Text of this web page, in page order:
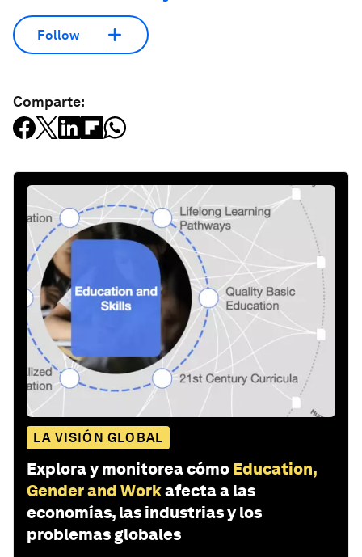
Follow
Comparte:
LA VISIÓN GLOBAL
Explora y monitorea cómo Education,
Gender and Workafecta a las
economías, las industrias y los
problemas globales